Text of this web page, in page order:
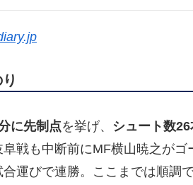
に先制点を挙げ、 シュート数
戦も中断前にMF横山暁之が
運びで連勝。ここまでは順調